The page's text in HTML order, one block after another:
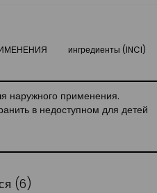
ингредиенты (INCI)
наружного применения.
в недоступном для детей
(6)